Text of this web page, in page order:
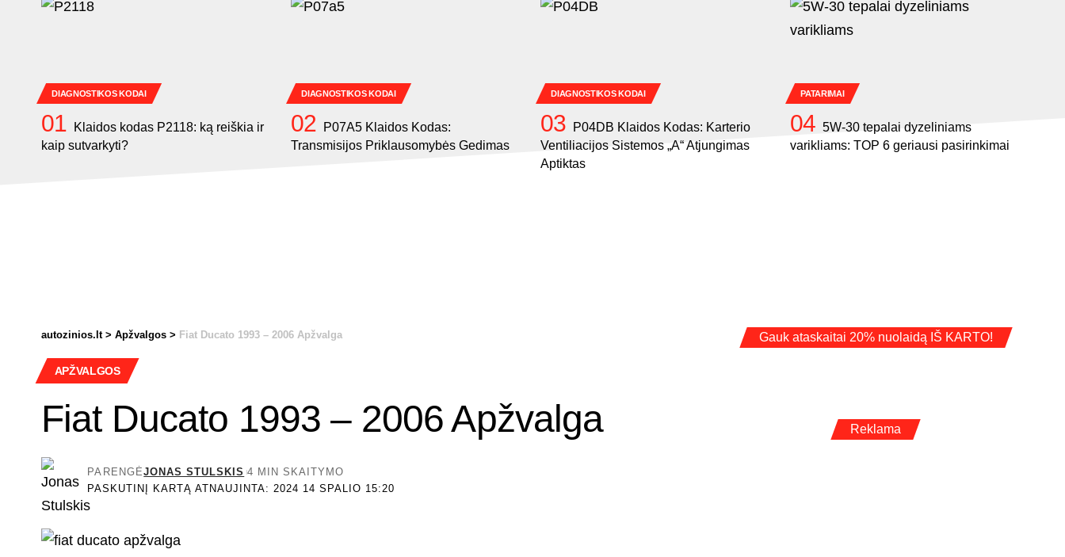
DIAGNOSTIKOS KODAI
Klaidos kodas P2118: ką reiškia ir
kaip sutvarkyti?
DIAGNOSTIKOS KODAI
P07A5 Klaidos Kodas:
Transmisijos Priklausomybės Gedimas
DIAGNOSTIKOS KODAI
P04DB Klaidos Kodas: Karterio
Ventiliacijos Sistemos „A“ Atjungimas
Aptiktas
PATARIMAI
5W-30 tepalai dyzeliniams
varikliams: TOP 6 geriausi pasirinkimai
autozinios.lt> Apžvalgos > Fiat Ducato 1993 – 2006 Apžvalga
APŽVALGOS
Fiat Ducato 1993 – 2006 Apžvalga
PASKUTINĮ KARTĄ ATNAUJINTA: 2024 14 SPALIO 15:20
PARENGĖJONAS STULSKIS 4 MIN SKAITYMO
Gauk ataskaitai 20% nuolaidą IŠ KARTO!
Reklama